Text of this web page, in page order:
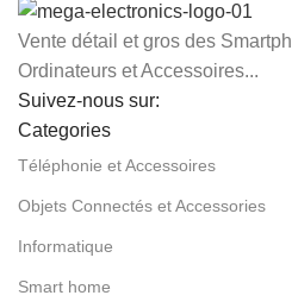
Vente détail et gros des
Ordinateurs et Accessoires...
Suivez-nous sur:
Categories
Téléphonie et Accessoires
Objets Connectés et Accessories
Informatique
Smart home